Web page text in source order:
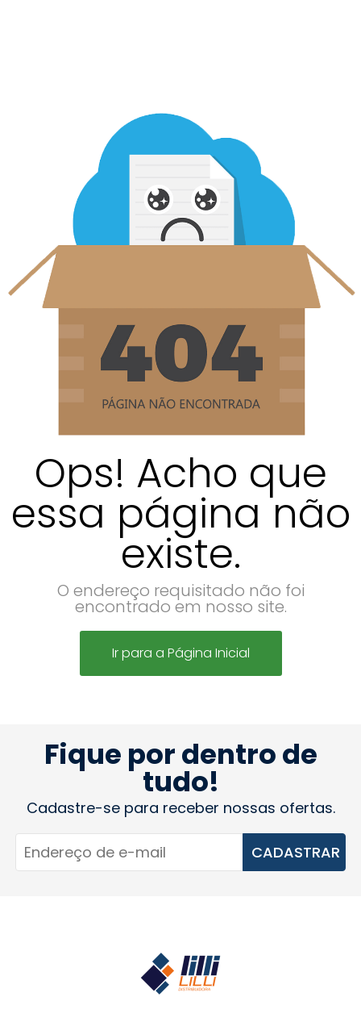
Ops! Acho que
essa página não
existe.
O endereço requisitado não foi
encontrado em nosso site.
Ir para a Página Inicial
Fique por dentro de
tudo!
Cadastre-se para receber nossas ofertas.
CADASTRAR